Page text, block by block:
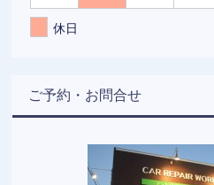
休日
ご予約・お問合せ